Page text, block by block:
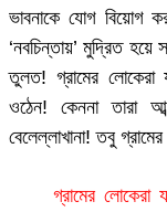
ভাবনাকে যোগ বিয়োগ
‘নবচিন্তায়’ মুদ্রিত
তুলত! গ্রামের লোকেরা
ওঠেন! কেননা তারা
বেলেল্লাখানা! তবু
গ্রামের লোকেরা